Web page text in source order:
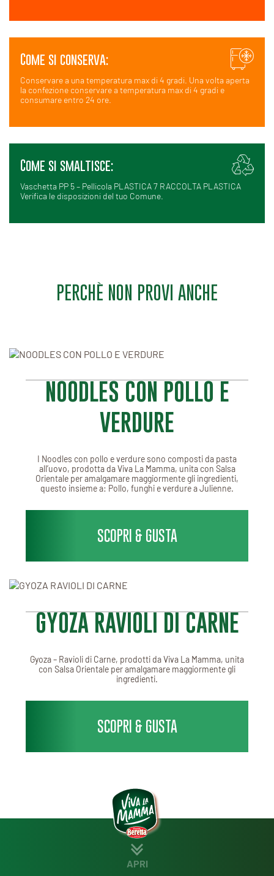
Come si conserva:
Conservare a una temperatura max di 4 gradi. Una volta aperta
la confezione conservare a temperatura max di 4 gradi e
consumare entro 24 ore.
Come si smaltisce:
Vaschetta PP 5 – Pellicola PLASTICA 7 RACCOLTA PLASTICA
Verifica le disposizioni del tuo Comune.
PERCHÈ NON PROVI ANCHE
NOODLES CON POLLO E
VERDURE
I Noodles con pollo e verdure sono composti da pasta
all’uovo, prodotta da Viva La Mamma, unita con Salsa
Orientale per amalgamare maggiormente gli ingredienti,
questo insieme a: Pollo, funghi e verdure a Julienne.
SCOPRI & GUSTA
GYOZA RAVIOLI DI CARNE
Gyoza – Ravioli di Carne, prodotti da Viva La Mamma, unita
con Salsa Orientale per amalgamare maggiormente gli
ingredienti.
SCOPRI & GUSTA
APRI